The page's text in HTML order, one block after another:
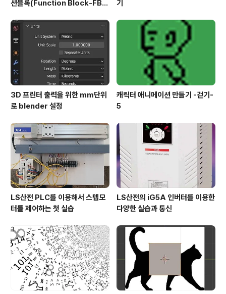
션블록(Function Block-FB)
기
3D 프린터 출력을 위한 mm단위
로 blender 설정
캐릭터 애니메이션 만들기 -걷기-
5
LS산전 PLC를 이용해서 스텝모
터를 제어하는 첫 실습
LS산전의 iG5A 인버터를 이용한
다양한 실습과 통신